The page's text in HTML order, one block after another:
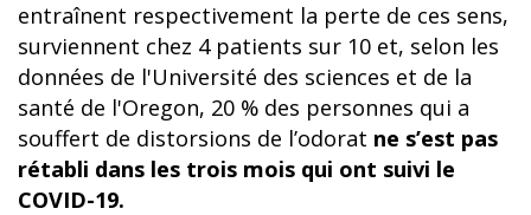
entraînent respectivement la perte de ces sens,
surviennent chez 4 patients sur 10 et, selon les
données de l'Université des sciences et de la
santé de l'Oregon, 20 % des personnes qui a
souffert de distorsions de l’odorat ne s’est pas
rétabli dans les trois mois qui ont suivi le
COVID-19.